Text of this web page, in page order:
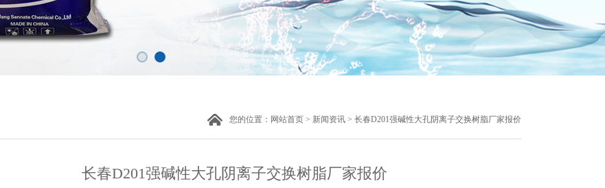
您的位置： 网站首页 > 新闻资讯 > 长春D201强碱性大孔阴离子交换树脂厂家报价
长春D201强碱性大孔阴离子交换树脂厂家报价